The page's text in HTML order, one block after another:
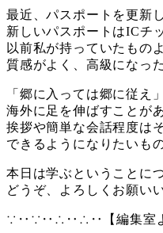
最近、パスポートを更新
新しいパスポートはICチ
以前私が持っていたもの
質感がよく、高級になっ
「郷に入っては郷に従え
海外に足を伸ばすことが
挨拶や簡単な会話程度は
できるようになりたいも
本日は学ぶということに
どうぞ、よろしくお願い
∵‥∵‥∴‥∴‥【編集室